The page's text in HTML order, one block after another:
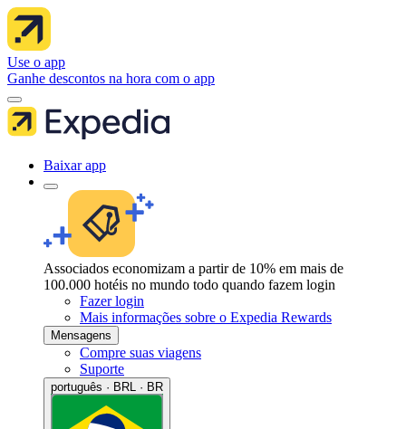
Use o app
Ganhe descontos na hora com o app
Baixar app
Associados economizam a partir de 10% em mais de
100.000 hotéis no mundo todo quando fazem login
Fazer login
Mais informações sobre o Expedia Rewards
Mensagens
Compre suas viagens
Suporte
português · BRL · BR